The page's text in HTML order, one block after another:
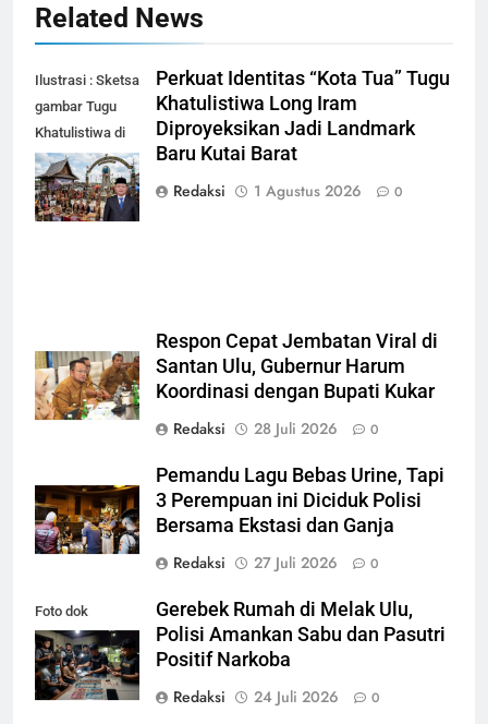
Related News
Ilustrasi : Sketsa
gambar Tugu
Khatulistiwa di
Kecamatan Long
Iram Kutai Barat
(dok-ist)
Perkuat Identitas “Kota Tua” Tugu
Khatulistiwa Long Iram
Diproyeksikan Jadi Landmark
Baru Kutai Barat
Redaksi
1 Agustus 2026 0
Respon Cepat Jembatan Viral di
Santan Ulu, Gubernur Harum
Koordinasi dengan Bupati Kukar
Redaksi
28 Juli 2026 0
Pemandu Lagu Bebas Urine, Tapi
3 Perempuan ini Diciduk Polisi
Bersama Ekstasi dan Ganja
Redaksi
27 Juli 2026 0
Foto dok
ilustrasi (ist)
Gerebek Rumah di Melak Ulu,
Polisi Amankan Sabu dan Pasutri
Positif Narkoba
Redaksi
24 Juli 2026 0